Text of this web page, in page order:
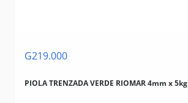
G219.000
PIOLA TRENZADA VERDE RIOMAR 4mm x 5kg